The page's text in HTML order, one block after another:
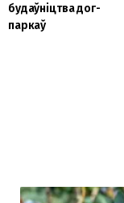
будаўніцтва дог-
паркаў